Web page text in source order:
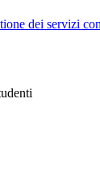
dei servizi